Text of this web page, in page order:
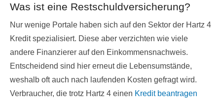
Was ist eine Restschuldversicherung?
Nur wenige Portale haben sich auf den Sektor der Hartz 4
Kredit spezialisiert. Diese aber verzichten wie viele
andere Finanzierer auf den Einkommensnachweis.
Entscheidend sind hier erneut die Lebensumstände,
weshalb oft auch nach laufenden Kosten gefragt wird.
Verbraucher, die trotz Hartz 4 einen Kredit beantragen